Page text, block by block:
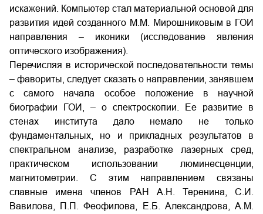
искажений. Компьютер стал материальной основой для
развития идей созданного М.М. Мирошниковым в ГОИ
направления – иконики (исследование явления
оптического изображения).
Перечисляя в исторической последовательности темы
– фавориты, следует сказать о направлении, занявшем
с самого начала особое положение в научной
биографии ГОИ, – о спектроскопии. Ее развитие в
стенах института дало немало не только
фундаментальных, но и прикладных результатов в
спектральном анализе, разработке лазерных сред,
практическом использовании люминесценции,
магнитометрии. С этим направлением связаны
славные имена членов РАН А.Н. Теренина, С.И.
Вавилова, П.П. Феофилова, Е.Б. Александрова, А.М.